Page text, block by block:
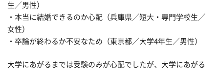
生／男性）
・本当に結婚できるのか心配（兵庫県／短大・専門学校生／
女性）
・卒論が終わるか不安なため（東京都／大学4年生／男性）
大学にあがるまでは受験のみが心配でしたが、大学にあがる